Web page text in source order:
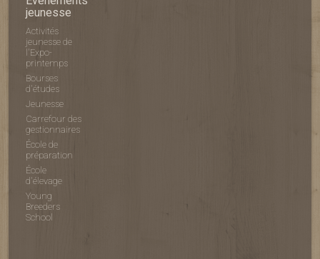
jeunesse
Activités
jeunesse de
l'Expo-
printemps
Bourses
d'études
Jeunesse
Carrefour des
gestionnaires
École de
préparation
École
d'élevage
Young
Breeders
School